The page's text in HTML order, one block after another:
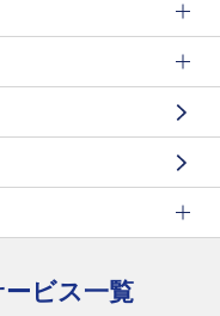
ービス一覧